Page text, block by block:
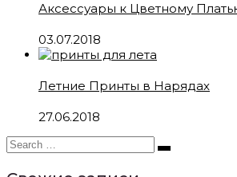
Аксессуары к Цветному
03.07.2018
Летние Принты в Нарядах
27.06.2018